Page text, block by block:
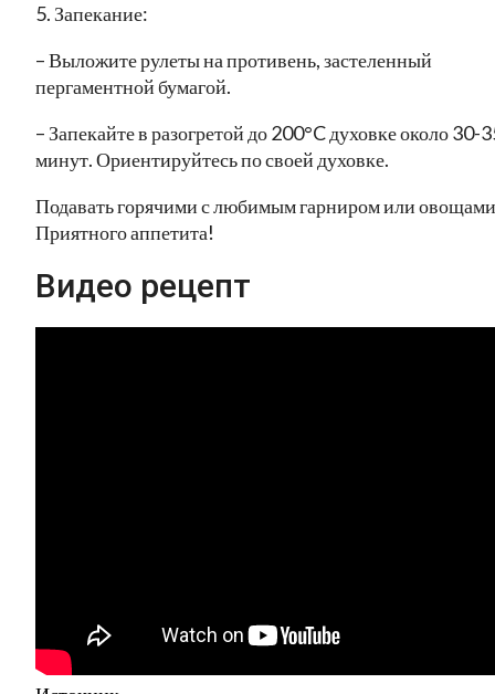
5. Запекание:
– Выложите рулеты на противень, застеленный
пергаментной бумагой.
– Запекайте в разогретой до 200°C духовке около 30-
минут. Ориентируйтесь по своей духовке.
Подавать горячими с любимым гарниром или
Приятного аппетита!
Видео рецепт